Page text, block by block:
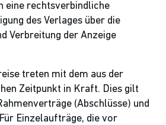
eine rechtsverbindliche
des Verlages über die
Verbreitung der Anzeige
treten mit dem aus der
Zeitpunkt in Kraft. Dies gilt
(Abschlüsse) und
Einzelaufträge, die vor